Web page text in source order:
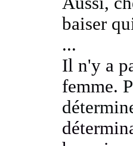
baiser
...
Il n'y a
femme.